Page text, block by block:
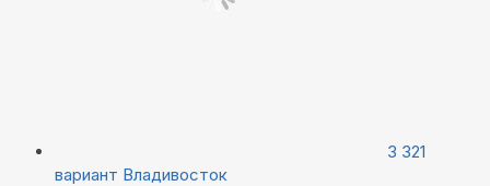
3 321
вариант Владивосток